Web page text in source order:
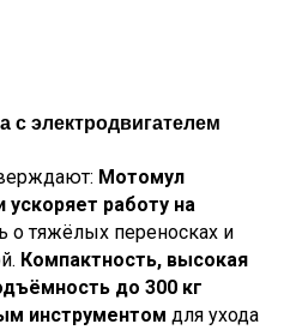
электродвигателем
Мотомул
работу на
о тяжёлых переносках и
Компактность, высокая
до 300 кг
инструментом для ухода